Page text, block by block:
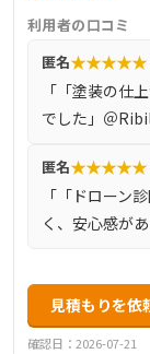
関西ペイントな
や光触媒など
かりやすく、
コミ評価4.8点
です。
利用者の口コミ
匿名★★★★★
「「塗装の仕
でした」＠
匿名★★★★★
「「ドローン
く、安心感が
見積もりを依
確認日：2026-07-21